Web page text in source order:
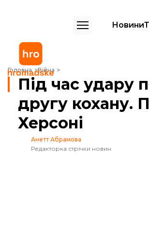
Новини
Головна Війна
Під час удару по Кривому Рогу чоловік
Під час удару
другу кохану.
Херсоні
Анетт Абрамова
Редакторка стрічки новин